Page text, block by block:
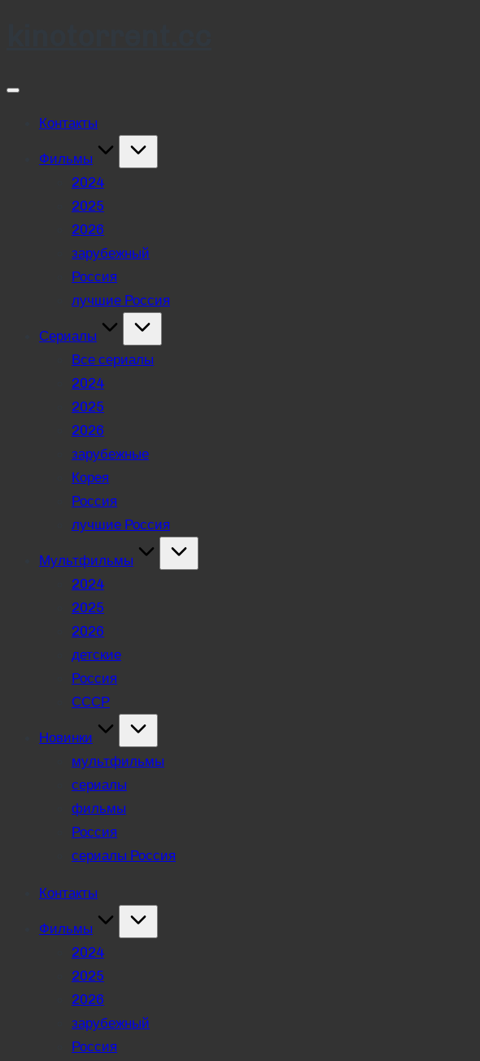
Контакты
Фильмы
2024
2025
2026
зарубежный
Россия
лучшие Россия
Сериалы
Все сериалы
2024
2025
2026
зарубежные
Корея
Россия
лучшие Россия
Мультфильмы
2024
2025
2026
детские
Россия
СССР
Новинки
мультфильмы
сериалы
фильмы
Россия
сериалы Россия
Контакты
Фильмы
2024
2025
2026
зарубежный
Россия